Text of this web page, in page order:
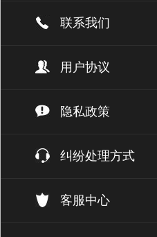
联系我们
用户协议
隐私政策
纠纷处理方式
客服中心